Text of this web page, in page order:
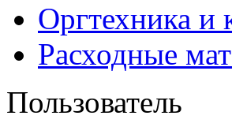
Оргтехника и
Расходные
Пользователь